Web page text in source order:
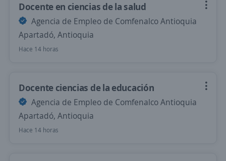
Docente en ciencias de la salud
Agencia de Empleo de Comfenalco Antioquia
Apartadó, Antioquia
Hace 14 horas
Docente ciencias de la educación
Agencia de Empleo de Comfenalco Antioquia
Apartadó, Antioquia
Hace 14 horas